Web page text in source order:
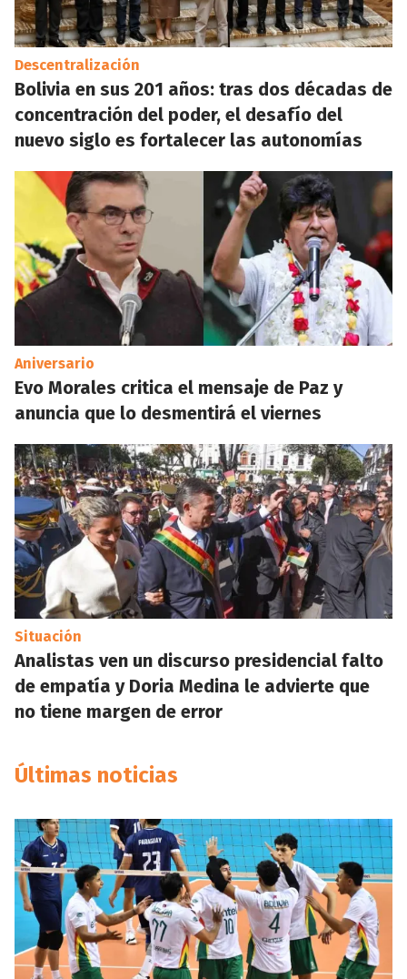
Descentralización
Bolivia en sus 201 años: tras dos décadas de
concentración del poder, el desafío del
nuevo siglo es fortalecer las autonomías
Aniversario
Evo Morales critica el mensaje de Paz y
anuncia que lo desmentirá el viernes
Situación
Analistas ven un discurso presidencial falto
de empatía y Doria Medina le advierte que
no tiene margen de error
Últimas noticias